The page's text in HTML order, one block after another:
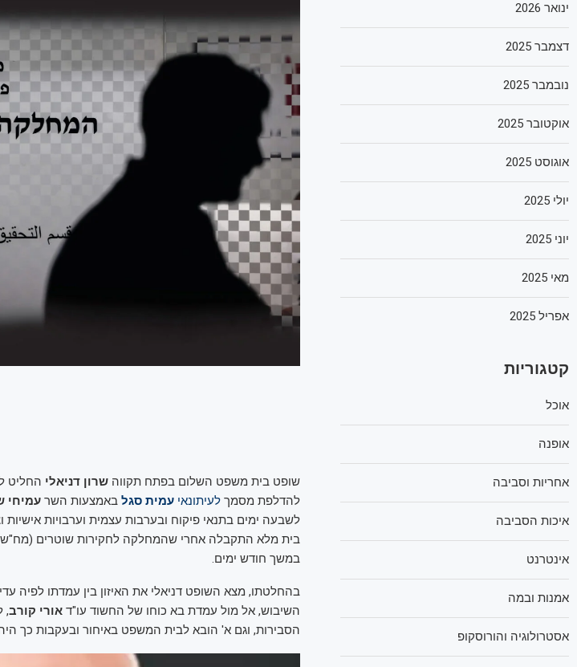
שופט בית משפט השלום בפתח תקווה שרון דניאלי החליט
להדלפת מסמך לעיתונאי עמית סגלבאמצעות השר עמיחי
לשבעה ימים בתנאי פיקוח ובערבות עצמית וערבויות
בית מלא התקבלה אחרי שהמחלקה לחקירות שוטרים
במשך חודש ימים.
בהחלטתו, מצא השופט דניאלי את האיזון בין עמדתו לפיה
השיבוש, אל מול עמדת בא כוחו של החשוד עו"ד אורי קורב,
הסבירות, וגם א' הובא לבית המשפט באיחור ובעקבות כך
ינואר 2026
דצמבר 2025
נובמבר 2025
אוקטובר 2025
אוגוסט 2025
יולי 2025
יוני 2025
מאי 2025
אפריל 2025
קטגוריות
אוכל
אופנה
אחריות וסביבה
איכות הסביבה
אינטרנט
אמנות ובמה
אסטרולוגיה והורוסקופ